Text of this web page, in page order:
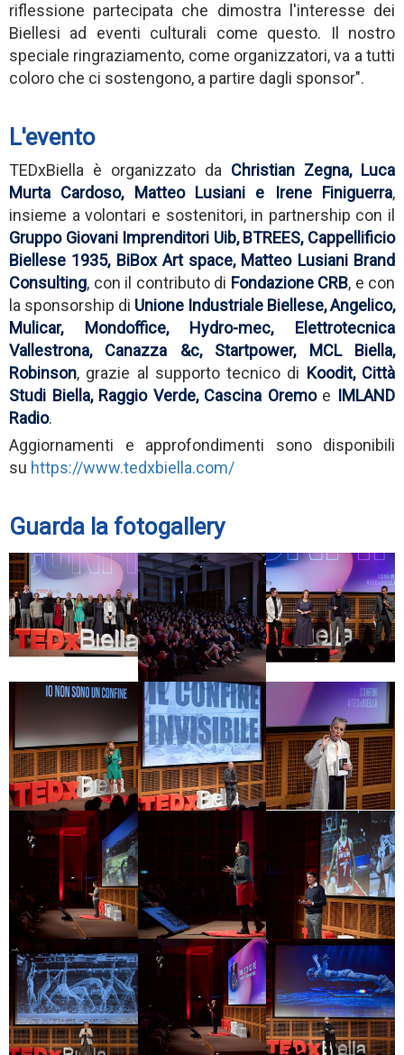
riflessione partecipata che dimostra l'interesse dei
Biellesi ad eventi culturali come questo. Il nostro
speciale ringraziamento, come organizzatori, va a tutti
coloro che ci sostengono, a partire dagli sponsor".
L'evento
TEDxBiella è organizzato da Christian Zegna, Luca
Murta Cardoso, Matteo Lusiani e Irene Finiguerra,
insieme a volontari e sostenitori, in partnership con il
Gruppo Giovani Imprenditori Uib, BTREES, Cappellificio
Biellese 1935, BiBox Art space, Matteo Lusiani Brand
Consulting, con il contributo di Fondazione CRB, e con
la sponsorship di Unione Industriale Biellese, Angelico,
Mulicar, Mondoffice, Hydro-mec, Elettrotecnica
Vallestrona, Canazza &c, Startpower, MCL Biella,
Robinson, grazie al supporto tecnico di Koodit, Città
Studi Biella, Raggio Verde, Cascina Oremoe IMLAND
Radio.
Aggiornamenti e approfondimenti sono disponibili
su https://www.tedxbiella.com/
Guarda la fotogallery